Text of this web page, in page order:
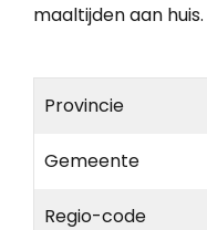
maaltijden aan huis.
Provincie
Gemeente
Regio-code